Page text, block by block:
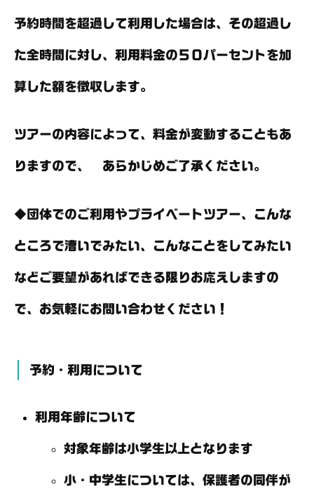
予約時間を超過して利用した場合は、その超過し
た全時間に対し、利用料金の５０パーセントを加
算した額を徴収します。
ツアーの内容によって、料金が変動することもあ
りますので、 あらかじめご了承ください。
◆団体でのご利用やプライベートツアー、こんな
ところで漕いでみたい、こんなことをしてみたい
などご要望があればできる限りお応えしますの
で、お気軽にお問い合わせください！
予約・利用について
利用年齢について
対象年齢は小学生以上となります
小・中学生については、保護者の同伴が